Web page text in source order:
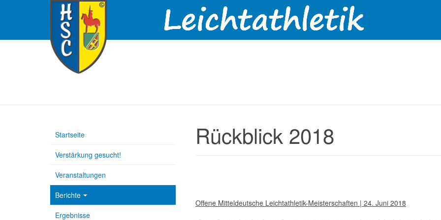
Rückblick 2018
Offene Mitteldeutsche Leichtathletik-Meisterschaften | 24. Juni 2018
Startseite
Verstärkung gesucht!
Veranstaltungen
Berichte
Ergebnisse